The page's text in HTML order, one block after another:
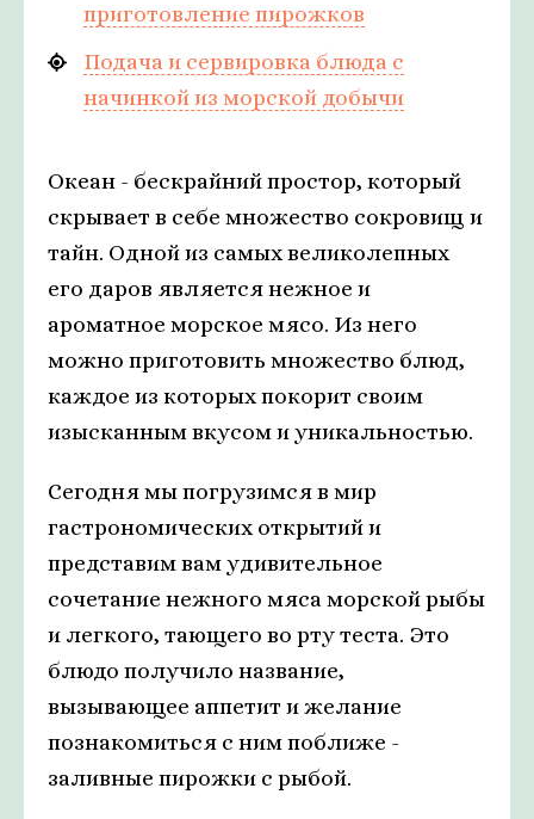
приготовление пирожков
Подача и сервировка блюда с
начинкой из морской добычи
Океан - бескрайний простор, который
скрывает в себе множество сокровищ и
тайн. Одной из самых великолепных
его даров является нежное и
ароматное морское мясо. Из него
можно приготовить множество блюд,
каждое из которых покорит своим
изысканным вкусом и уникальностью.
Сегодня мы погрузимся в мир
гастрономических открытий и
представим вам удивительное
сочетание нежного мяса морской рыбы
и легкого, тающего во рту теста. Это
блюдо получило название,
вызывающее аппетит и желание
познакомиться с ним поближе -
заливные пирожки с рыбой.